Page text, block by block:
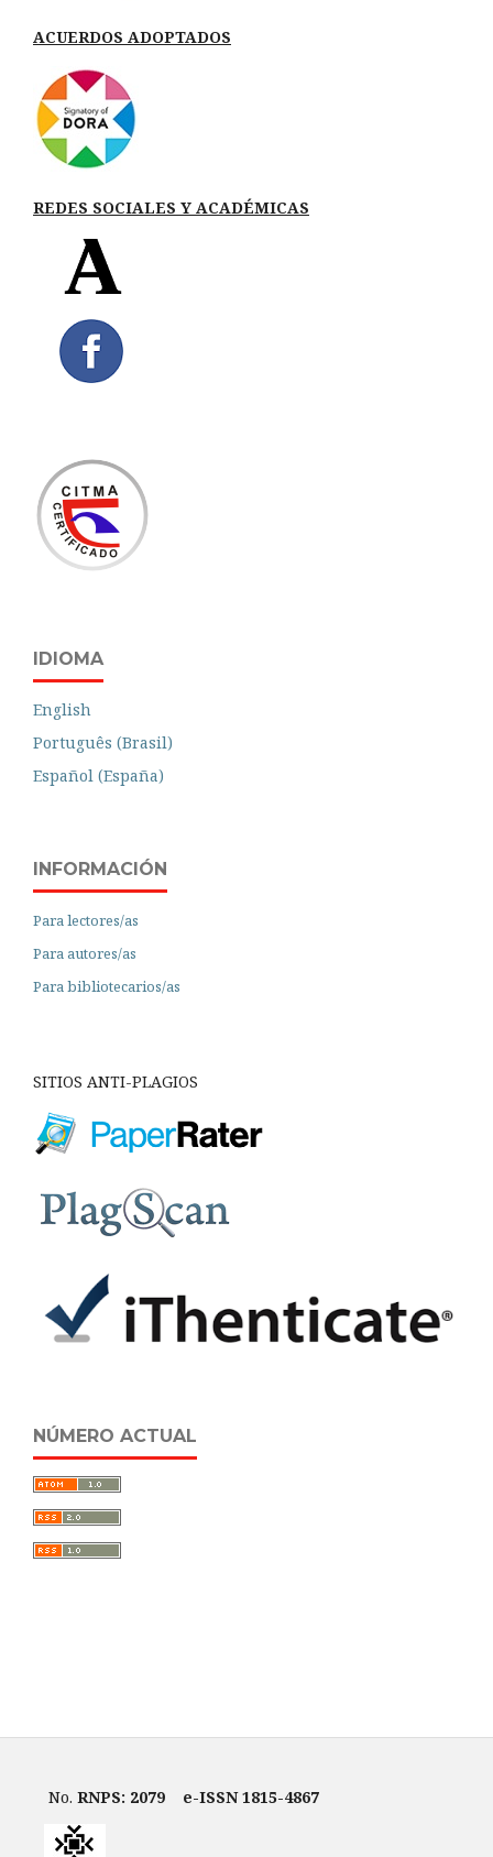
ACUERDOS ADOPTADOS
REDES SOCIALES Y ACADÉMICAS
IDIOMA
English
Português (Brasil)
Español (España)
INFORMACIÓN
Para lectores/as
Para autores/as
Para bibliotecarios/as
SITIOS ANTI-PLAGIOS
NÚMERO ACTUAL
No. RNPS: 2079 e-ISSN 1815-4867